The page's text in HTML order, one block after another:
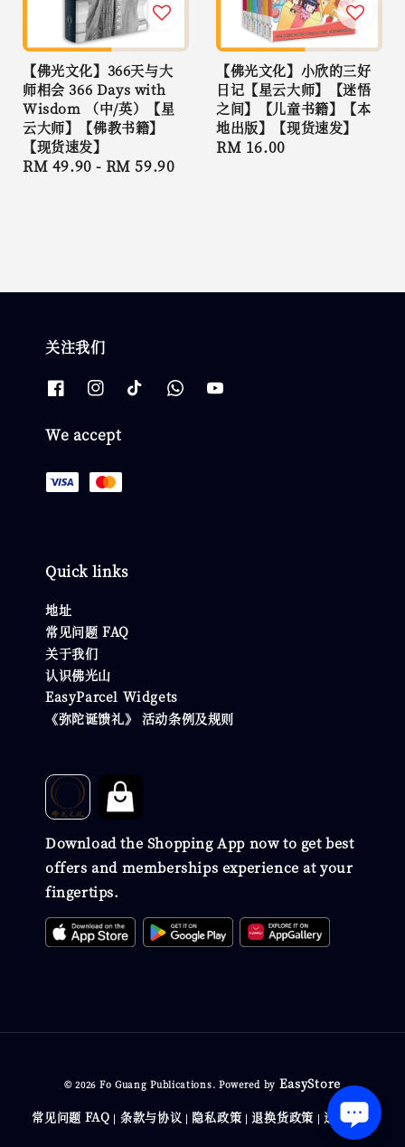
【佛光文化】366天与大
师相会 366 Days with
Wisdom （中/英）【星
云大师】【佛教书籍】
【现货速发】
Regular
RM 49.90 - RM 59.90
【佛光文化】小欣的三好
日记【星云大师】【迷悟
之间】【儿童书籍】【本
地出版】【现货速发】
Regular
RM 16.00
关注我们
We accept
Quick links
地址
常见问题 FAQ
关于我们
认识佛光山
EasyParcel Widgets
《弥陀诞馈礼》 活动条例及规则
Download the Shopping App now to get best
offers and memberships experience at your
fingertips.
© 2026 Fo Guang Publications. Powered by EasyStore
常见问题 FAQ | 条款与协议 | 隐私政策 |退换货政策 |送货政策